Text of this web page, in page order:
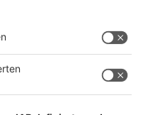
über
den
"Fakeshop-
man sich
tatsächlich
eben nicht.